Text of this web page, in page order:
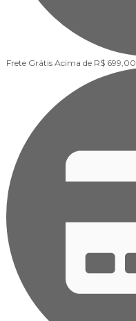
Frete Grátis Acima de R$ 699,00